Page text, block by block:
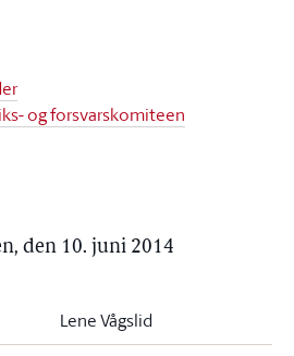
og forsvarskomiteen
den 10. juni 2014
Lene Vågslid